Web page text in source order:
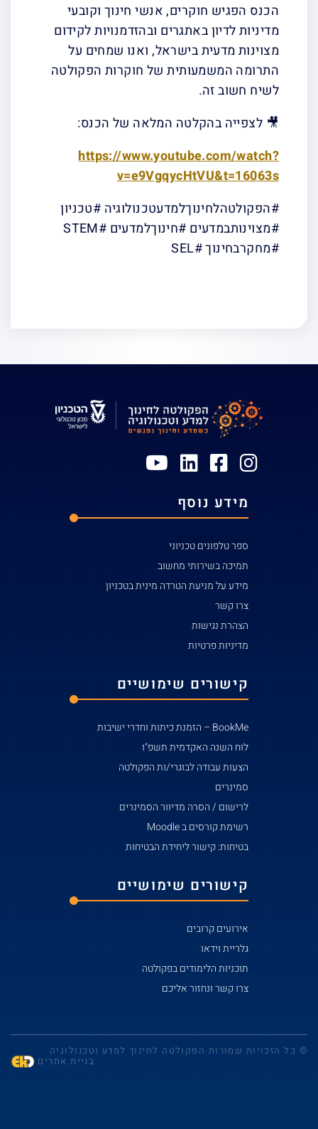
הכנס הפגיש חוקרים, אנשי חינוך וקובעי
מדיניות לדיון באתגרים ובהזדמנויות לקידום
מצוינות מדעית בישראל, ואנו שמחים על
התרומה המשמעותית של חוקרות הפקולטה
לשיח חשוב זה.
🎥 לצפייה בהקלטה המלאה של הכנס:
https://www.youtube.com/watch?
v=e9VgqycHtVU&t=16063s
#הפקולטהלחינוךלמדעטכנולוגיה #טכניון
#מצוינותבמדעים #חינוךלמדעים #STEM
#מחקרבחינוך #SEL
מידע נוסף
ספר טלפונים טכניוני
תמיכה בשירותי מחשוב
מידע על מניעת הטרדה מינית בטכניון
צרו קשר
הצהרת נגישות
מדיניות פרטיות
קישורים שימושיים
BookMe – הזמנת כיתות וחדרי ישיבות
לוח השנה האקדמית תשפ"ו
הצעות עבודה לבוגרי/ות הפקולטה
סמינרים
לרישום / הסרה מדיוור הסמינרים
רשימת קורסים ב Moodle
בטיחות: קישור ליחידת הבטיחות
קישורים שימושיים
אירועים קרובים
גלריית וידאו
תוכניות הלימודים בפקולטה
צרו קשר ונחזור אליכם
© כל הזכויות שמורות הפקולטה לחינוך למדע וטכנולוגיה
בניית אתרים